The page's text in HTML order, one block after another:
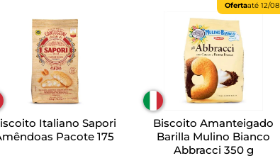
Italiano Sapori
Amêndoas Pacote 175
Ofertaaté12/08
Biscoito Amanteigado
Barilla Mulino Bianco
Abbracci 350 g
detergente
8